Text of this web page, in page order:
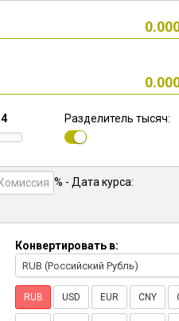
4 Разделитель тысяч:
% - Дата курса:
Конвертировать в:
RUB (Российский Рубль)
RUB USD EUR CNY